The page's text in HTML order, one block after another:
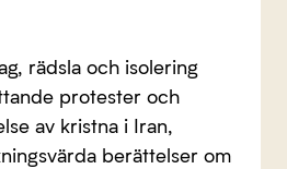
rädsla och isolering
protester och
av kristna i Iran,
berättelser om